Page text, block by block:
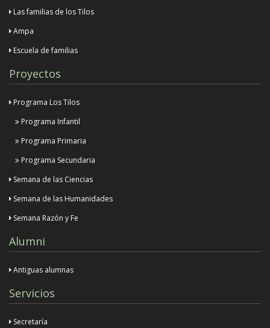
Las familias de los Tilos
Ampa
Escuela de familias
Proyectos
Programa Los Tilos
Programa Infantil
Programa Primaria
Programa Secundaria
Semana de las Ciencias
Semana de las Humanidades
Semana Razón y Fe
Alumni
Antiguas alumnas
Servicios
Secretaría